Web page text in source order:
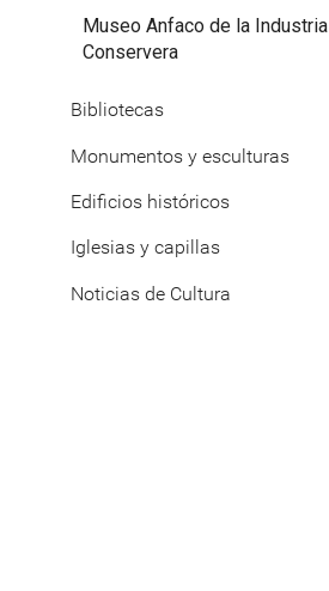
Museo Anfaco de la Industria
Conservera
Bibliotecas
Monumentos y esculturas
Edificios históricos
Iglesias y capillas
Noticias de Cultura